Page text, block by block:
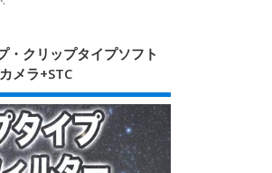
・クリップタイプソフト
メラ+STC